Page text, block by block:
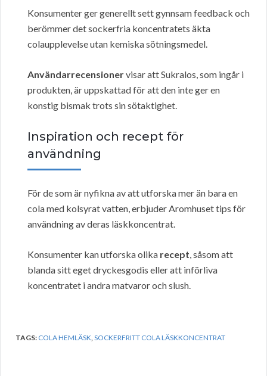
Konsumenter ger generellt sett gynnsam feedback och
berömmer det sockerfria koncentratets äkta
colaupplevelse utan kemiska sötningsmedel.
Användarrecensionervisar att Sukralos, som ingår i
produkten, är uppskattad för att den inte ger en
konstig bismak trots sin sötaktighet.
Inspiration och recept för
användning
För de som är nyfikna av att utforska mer än bara en
cola med kolsyrat vatten, erbjuder Aromhuset tips för
användning av deras läskkoncentrat.
Konsumenter kan utforska olika recept, såsom att
blanda sitt eget dryckesgodis eller att införliva
koncentratet i andra matvaror och slush.
TAGS: COLA HEMLÄSK,SOCKERFRITT COLA LÄSKKONCENTRAT